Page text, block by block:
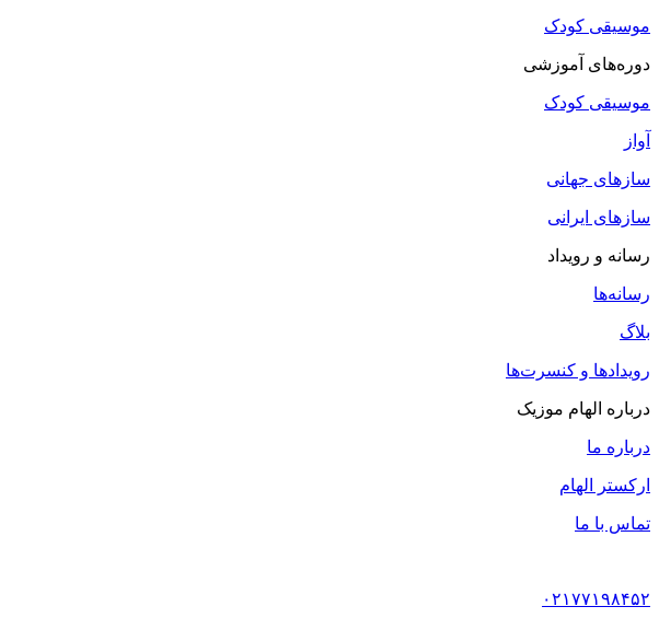
موسیقی کودک
دوره‌های آموزشی
موسیقی کودک
آواز
سازهای جهانی
سازهای ایرانی
رسانه و رویداد
رسانه‌ها
بلاگ
رویدادها و کنسرت‌ها
درباره الهام موزیک
درباره ما
ارکستر الهام
تماس با ما
۰۲۱۷۷۱۹۸۴۵۲